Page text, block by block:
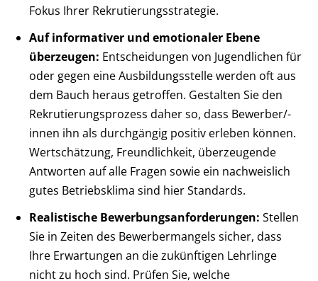
Fokus Ihrer Rekrutierungsstrategie.
Auf informativer und emotionaler Ebene
überzeugen: Entscheidungen von Jugendlichen für
oder gegen eine Ausbildungsstelle werden oft aus
dem Bauch heraus getroffen. Gestalten Sie den
Rekrutierungsprozess daher so, dass Bewerber/-
innen ihn als durchgängig positiv erleben können.
Wertschätzung, Freundlichkeit, überzeugende
Antworten auf alle Fragen sowie ein nachweislich
gutes Betriebsklima sind hier Standards.
Realistische Bewerbungsanforderungen: Stellen
Sie in Zeiten des Bewerbermangels sicher, dass
Ihre Erwartungen an die zukünftigen Lehrlinge
nicht zu hoch sind. Prüfen Sie, welche